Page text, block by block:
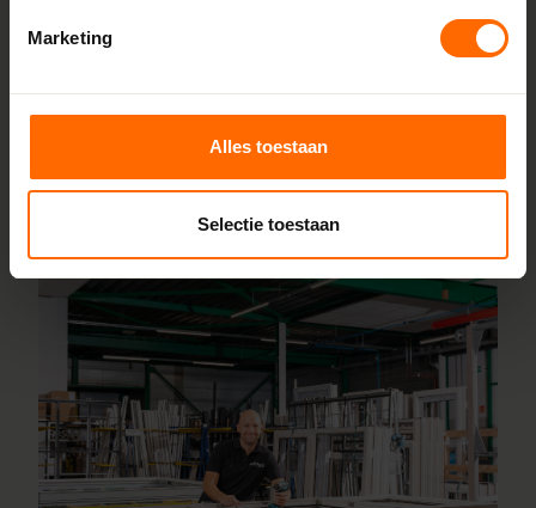
Marketing
Alles toestaan
Selectie toestaan
de buurt Rinsumageast. Heb je vragen? Dan staan onze
vakmensen direct voor je klaar.